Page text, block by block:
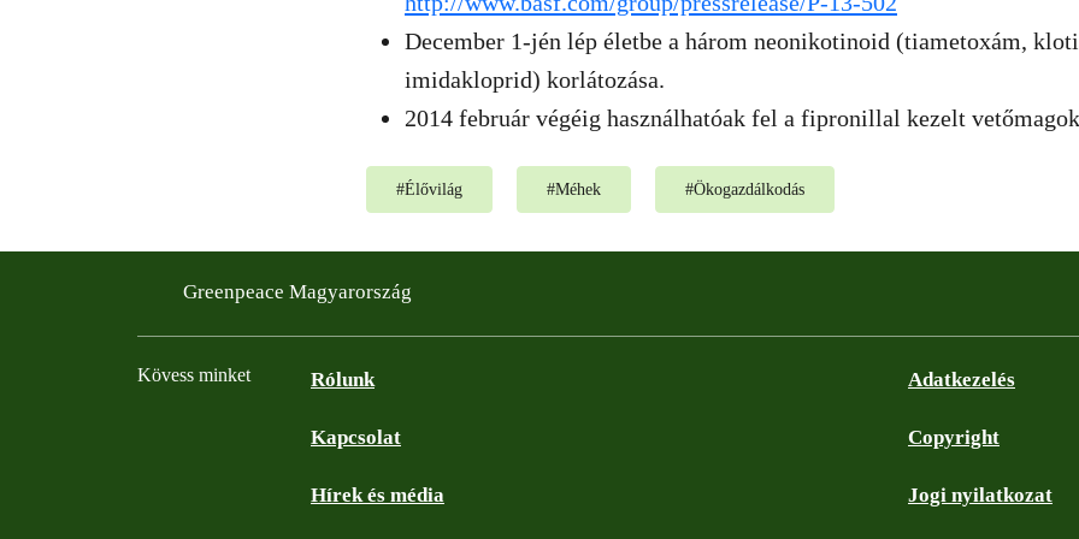
December 1-jén lép életbe a három neonikotinoid (tiametoxám,
imidakloprid) korlátozása.
2014 február végéig használhatóak fel a fipronillal kezelt
#Élővilág #Méhek #Ökogazdálkodás
Greenpeace Magyarország
Kövess minket Rólunk
Kapcsolat
Hírek és média
Adatkezelés
Copyright
Jogi nyilatkozat